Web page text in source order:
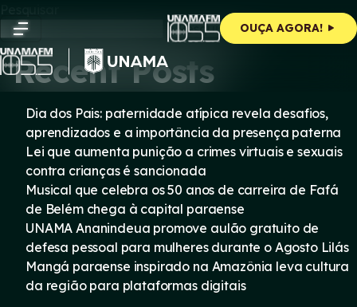
content
OUÇA AGORA!
Pesquisar
Pesquisar
Recent Posts
Dia dos Pais: paternidade atípica revela desafios,
aprendizados e a importância da presença paterna
Lei que aumenta punição a crimes virtuais e sexuais
contra crianças é sancionada
Musical que celebra os 50 anos de carreira de Fafá
de Belém chega à capital paraense
UNAMA Ananindeua promove aulão gratuito de
defesa pessoal para mulheres durante o Agosto Lilás
Mangá paraense inspirado na Amazônia leva cultura
da região para plataformas digitais